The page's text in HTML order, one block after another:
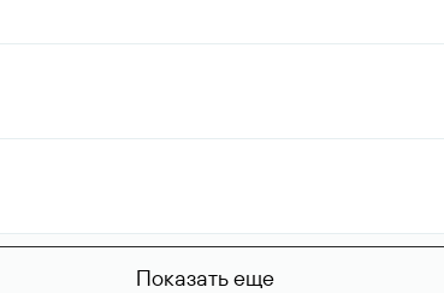
Показать еще